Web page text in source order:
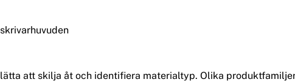
att skilja åt och identifiera materialtyp. Olika